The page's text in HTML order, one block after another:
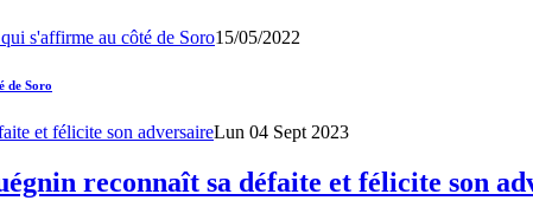
15/05/2022
de Soro
Lun 04 Sept 2023
reconnaît sa défaite et félicite son